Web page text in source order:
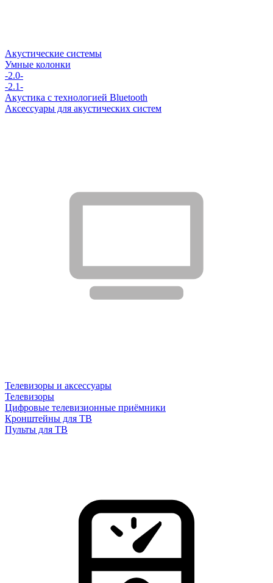
Акустические системы
Умные колонки
-2.0-
-2.1-
Акустика с технологией Bluetooth
Аксессуары для акустических систем
Телевизоры и аксессуары
Телевизоры
Цифровые телевизионные приёмники
Кронштейны для ТВ
Пульты для ТВ